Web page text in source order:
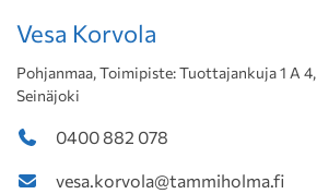
Vesa Korvola
Pohjanmaa, Toimipiste: Tuottajankuja 1 A
Seinäjoki
0400 882 078
vesa.korvola@tammiholma.fi